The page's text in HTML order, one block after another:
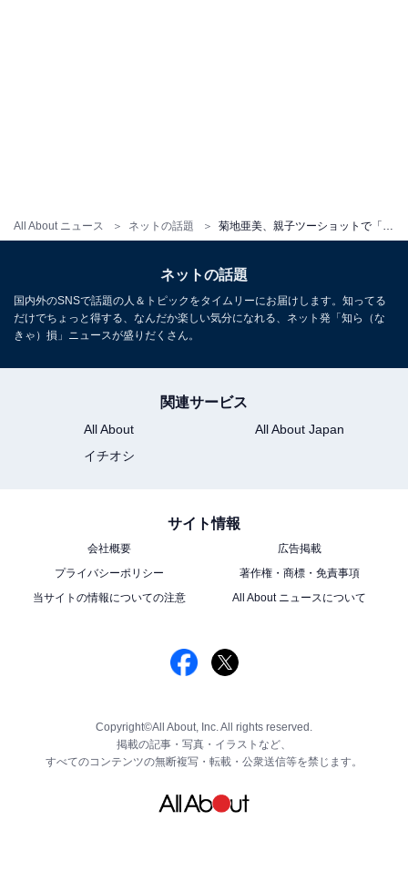
All About ニュース ネットの話題
ネットの話題
国内外のSNSで話題の人＆トピックをタイムリーにお届けします。知ってる
だけでちょっと得する、なんだか楽しい気分になれる、ネット発「知ら（な
きゃ）損」ニュースが盛りだくさん。
関連サービス
All About
All About Japan
イチオシ
サイト情報
会社概要
広告掲載
プライバシーポリシー
著作権・商標・免責事項
当サイトの情報についての注意
All About ニュースについて
Copyright©All About, Inc. All rights reserved.
掲載の記事・写真・イラストなど、
すべてのコンテンツの無断複写・転載・公衆送信等を禁じます。